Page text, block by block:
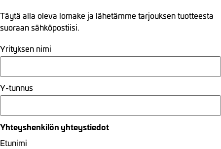
Täytä alla oleva lomake ja lähetämme tarjouksen tuotteesta
suoraan sähköpostiisi.
Yrityksen nimi
Y-tunnus
Yhteyshenkilön yhteystiedot
Etunimi